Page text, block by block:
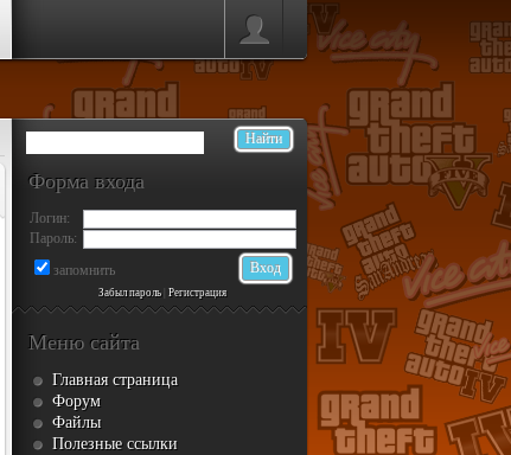
Форма входа
Логин:
Пароль:
запомнить
Забыл пароль| Регистрация
Меню сайта
Главная страница
Форум
Файлы
Полезные ссылки